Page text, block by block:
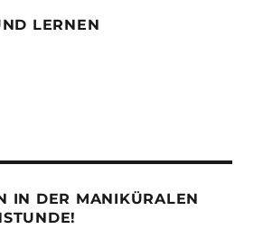
LERNEN
IN DER MANIKÜRALEN